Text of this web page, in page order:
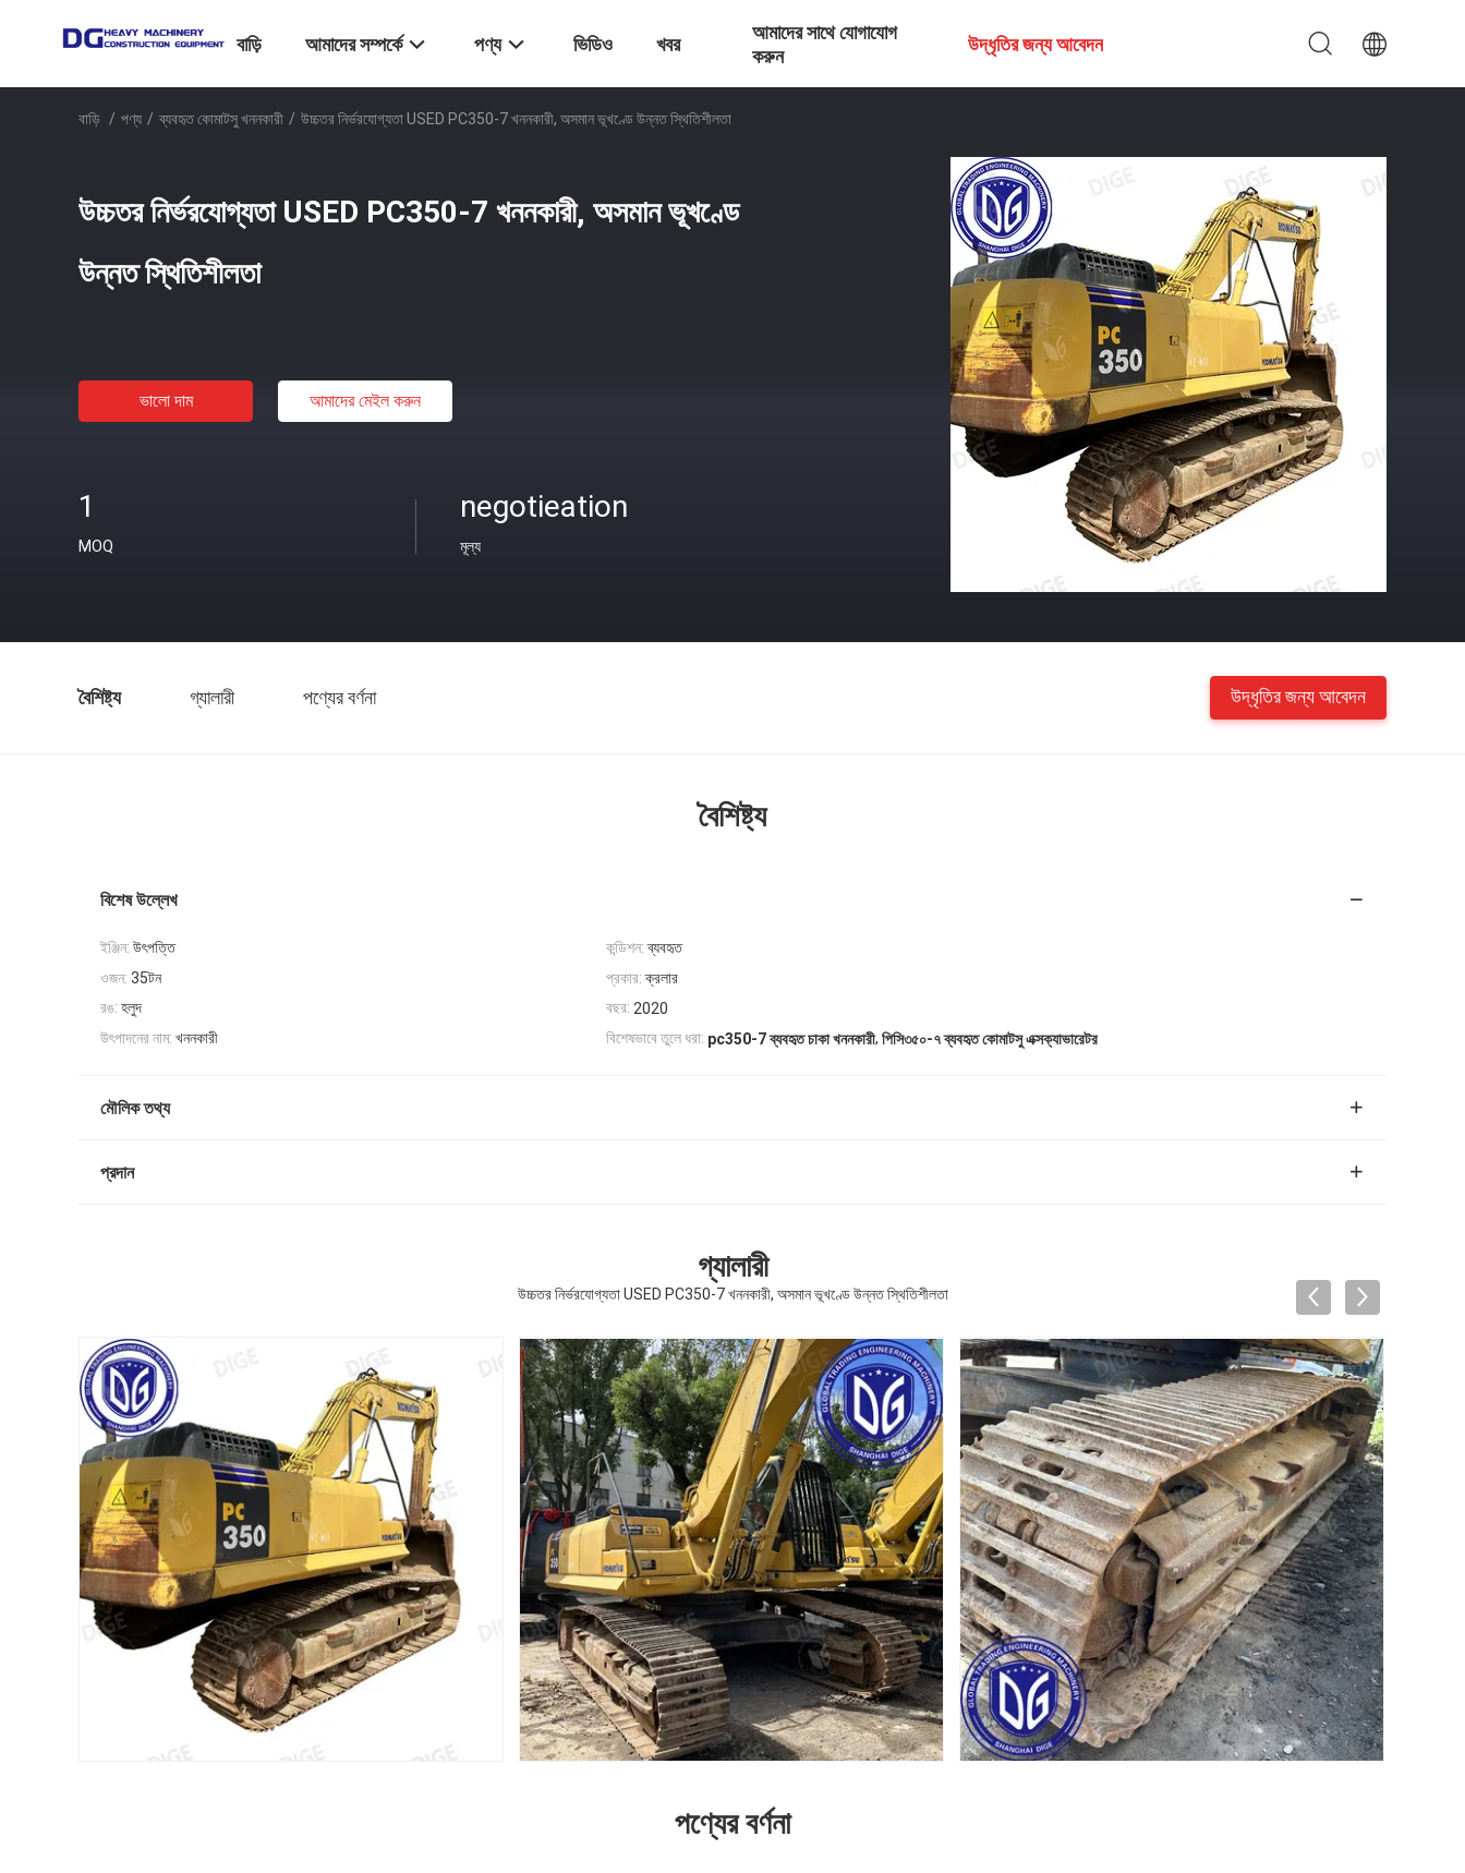
বাড়ি আমাদের সম্পর্কে পণ্য ভিডিও খবর
আমাদের সাথে যোগাযোগ
করুন
উদ্ধৃতির জন্য আবেদন
বাড়ি / পণ্য / ব্যবহৃত কোমাটসু খননকারী / উচ্চতর নির্ভরযোগ্যতা USED PC350-7 খননকারী, অসমান ভূখণ্ডে উন্নত স্থিতিশীলতা
উচ্চতর নির্ভরযোগ্যতা USED PC350-7 খননকারী, অসমান ভূখণ্ডে
উন্নত স্থিতিশীলতা
ভালো দাম আমাদের মেইল ​​করুন
1
MOQ
negotieation
মূল্য
বৈশিষ্ট্য গ্যালারী পণ্যের বর্ণনা উদ্ধৃতির জন্য আবেদন
বৈশিষ্ট্য
বিশেষ উল্লেখ
ইঞ্জিন: উৎপত্তি কন্ডিশন: ব্যবহৃত
ওজন: 35টন প্রকার: ক্রলার
রঙ: হলুদ বছর: 2020
উৎপাদনের নাম: খননকারী বিশেষভাবে তুলে ধরা: pc350-7 ব্যবহৃত চাকা খননকারী, পিসি৩৫০-৭ ব্যবহৃত কোমাটসু এক্সক্যাভারেটর
মৌলিক তথ্য
প্রদান
গ্যালারী
উচ্চতর নির্ভরযোগ্যতা USED PC350-7 খননকারী, অসমান ভূখণ্ডে উন্নত স্থিতিশীলতা
পণ্যের বর্ণনা